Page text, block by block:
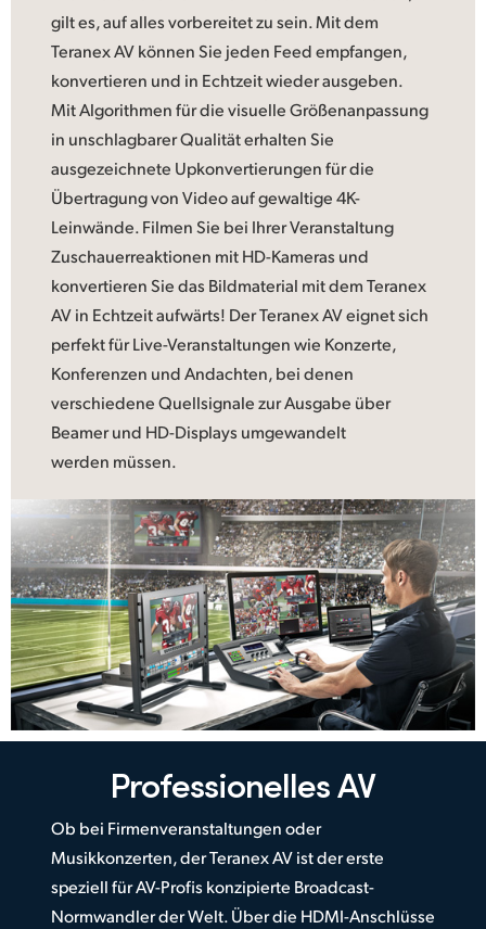
gilt es, auf alles vorbereitet zu sein. Mit dem
Teranex AV können Sie jeden Feed empfangen,
konvertieren und in Echtzeit wieder ausgeben.
Mit Algorithmen für die visuelle Größenanpassung
in unschlagbarer Qualität erhalten Sie
ausgezeichnete Upkonvertierungen für die
Übertragung von Video auf gewaltige 4K-
Leinwände. Filmen Sie bei Ihrer Veranstaltung
Zuschauerreaktionen mit HD-Kameras und
konvertieren Sie das Bildmaterial mit dem Teranex
AV in Echtzeit aufwärts! Der Teranex AV eignet sich
perfekt für Live-Veranstaltungen wie Konzerte,
Konferenzen und Andachten, bei denen
verschiedene Quellsignale zur Ausgabe über
Beamer und HD-Displays umgewandelt
werden müssen.
Professionelles AV
Ob bei Firmenveranstaltungen oder
Musikkonzerten, der Teranex AV ist der erste
speziell für AV-Profis konzipierte Broadcast-
Normwandler der Welt. Über die HDMI-Anschlüsse